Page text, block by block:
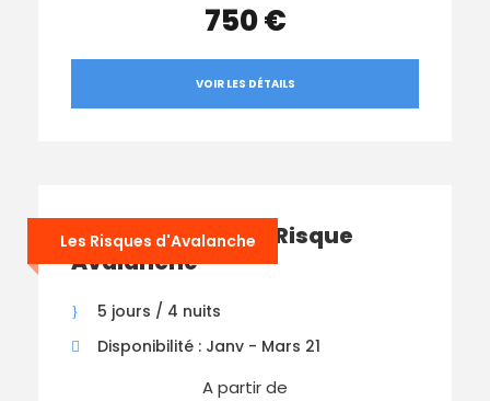
750 €
VOIR LES DÉTAILS
Les Risques d'Avalanche
Stage Gestion du Risque
Avalanche
5 jours / 4 nuits
Disponibilité : Janv - Mars 21
A partir de